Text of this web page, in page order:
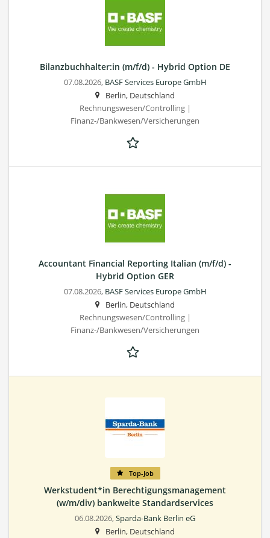
Bilanzbuchhalter:in (m/f/d) - Hybrid Option DE
07.08.2026, BASF Services Europe GmbH
Berlin, Deutschland
Rechnungswesen/Controlling |
Finanz-/Bankwesen/Versicherungen
Accountant Financial Reporting Italian (m/f/d) -
Hybrid Option GER
07.08.2026, BASF Services Europe GmbH
Berlin, Deutschland
Rechnungswesen/Controlling |
Finanz-/Bankwesen/Versicherungen
Top-Job
Werkstudent*in Berechtigungsmanagement
(w/m/div) bankweite Standardservices
06.08.2026,Sparda-Bank Berlin eG
Berlin, Deutschland